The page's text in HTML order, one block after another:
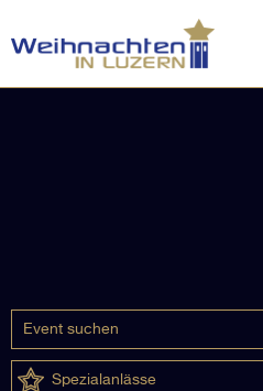
Spezialanlässe